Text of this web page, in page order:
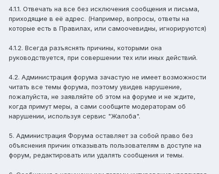
4.1.1. Отвечать на все без исключения сообщения и письма,
приходящие в её адрес. (Например, вопросы, ответы на
которые есть в Правилах, или самоочевидны, игнорируются)
4.1.2. Всегда разъяснять причины, которыми она
руководствуется, при совершении тех или иных действий.
4.2. Администрация форума зачастую не имеет возможности
читать все темы форума, поэтому увидев нарушение,
пожалуйста, не заявляйте об этом на форуме и не ждите,
когда примут меры, а сами сообщите модераторам об
нарушении, используя сервис "Жалоба".
5. Администрация Форума оставляет за собой право без
объяснения причин отказывать пользователям в доступе на
форум, редактировать или удалять сообщения и темы.